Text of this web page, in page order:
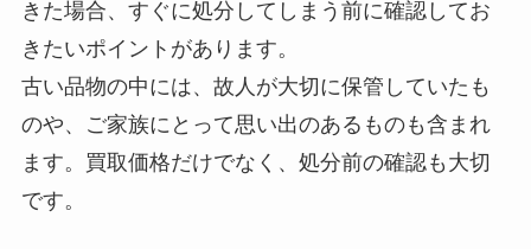
きた場合、すぐに処分してしまう前に確認してお
きたいポイントがあります。
古い品物の中には、故人が大切に保管していたも
のや、ご家族にとって思い出のあるものも含まれ
ます。買取価格だけでなく、処分前の確認も大切
です。